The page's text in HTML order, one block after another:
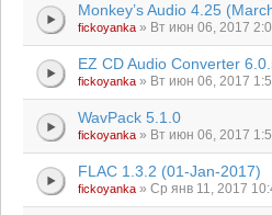
Monkey’s Audio 4.25
fickoyanka » Вт июн 06, 2017
EZ CD Audio Converter
fickoyanka » Вт июн 06, 2017
WavPack 5.1.0
fickoyanka » Вт июн 06, 2017
FLAC 1.3.2 (01-Jan-2017)
fickoyanka » Ср янв 11, 2017